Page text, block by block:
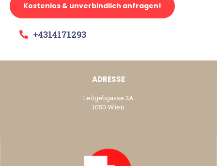
Kostenlos & unverbindlich anfragen!
+4314171293
ADRESSE
Leitgebgasse 2A
1050 Wien